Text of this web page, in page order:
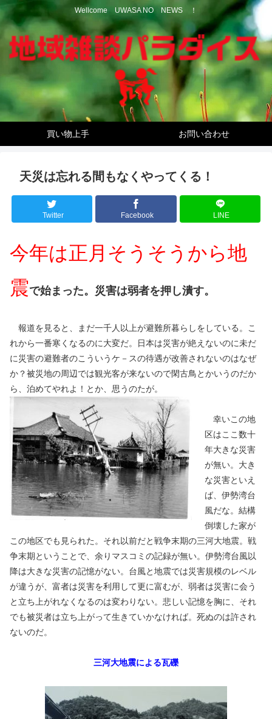
Wellcome UWASA NO NEWS ！
買い物上手 お問い合わせ
天災は忘れる間もなくやってくる！
Twitter Facebook LINE
今年は正月そうそうから地
震で始まった。災害は弱者を押し潰す。
報道を見ると、まだ一千人以上が避難所暮らしをしている。こ
れから一番寒くなるのに大変だ。日本は災害が絶えないのに未だ
に災害の避難者のこういうケ－スの待遇が改善されないのはなぜ
か？被災地の周辺では観光客が来ないので閑古鳥とかいうのだか
ら、泊めてやれよ！とか、思うのたが。
幸いこの地
区はここ数十
年大きな災害
が無い。大き
な災害といえ
ば、伊勢湾台
風だな。結構
倒壊した家が
この地区でも見られた。それ以前だと戦争末期の三河大地震。戦
争末期ということで、余りマスコミの記録が無い。伊勢湾台風以
降は大きな災害の記憶がない。台風と地震では災害規模のレベル
が違うが、富者は災害を利用して更に富むが、弱者は災害に会う
と立ち上がれなくなるのは変わりない。悲しい記憶を胸に、それ
でも被災者は立ち上がって生きていかなければ。死ぬのは許され
ないのだ。
三河大地震による瓦礫